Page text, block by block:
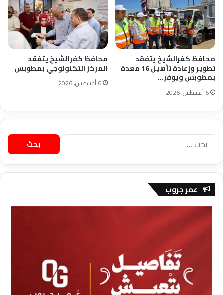
محافظ كفرالشيخ يتفقد
تطوير وإعادة تأهيل 16 معدة
بمطوبس ويوفر…
6 أغسطس، 2026
محافظ كفرالشيخ يتفقد
المركز التكنولوجي بمطوبس
6 أغسطس، 2026
البحث
عن:
عمر جروب